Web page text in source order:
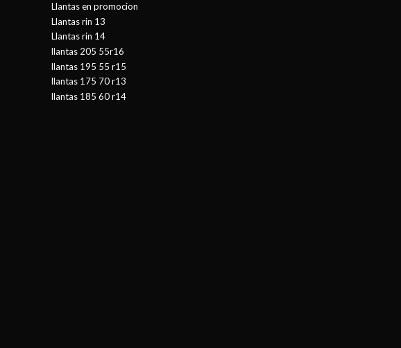
Llantas en promocion
Llantas rin 13
Llantas rin 14
llantas 205 55r16
llantas 195 55 r15
llantas 175 70 r13
llantas 185 60 r14